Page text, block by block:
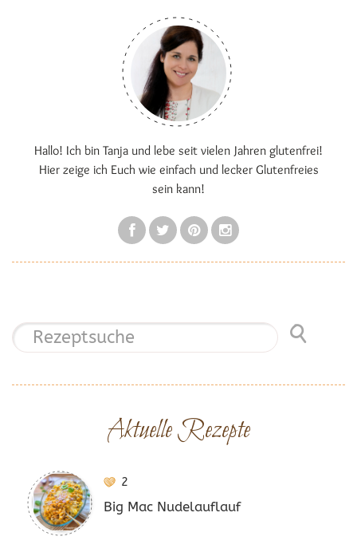
Hallo! Ich bin Tanja und lebe seit vielen Jahren glutenfrei!
Hier zeige ich Euch wie einfach und lecker Glutenfreies
sein kann!
Aktuelle Rezepte
2
Big Mac Nudelauflauf